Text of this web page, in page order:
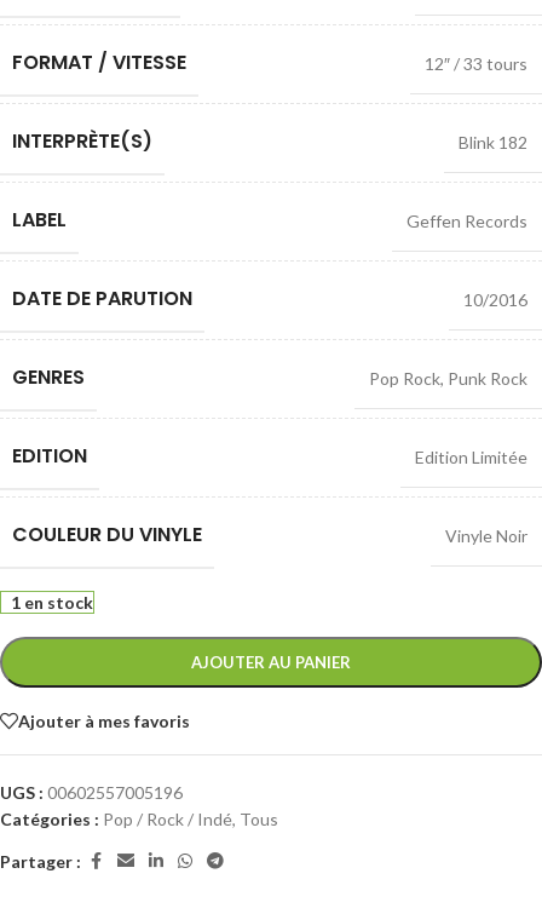
FORMAT / VITESSE 12″ / 33 tours
INTERPRÈTE(S) Blink 182
LABEL Geffen Records
DATE DE PARUTION 10/2016
GENRES Pop Rock, Punk Rock
EDITION Edition Limitée
COULEUR DU VINYLE Vinyle Noir
1 en stock
AJOUTER AU PANIER
Ajouter à mes favoris
UGS : 00602557005196
Catégories : Pop / Rock / Indé, Tous
Partager :